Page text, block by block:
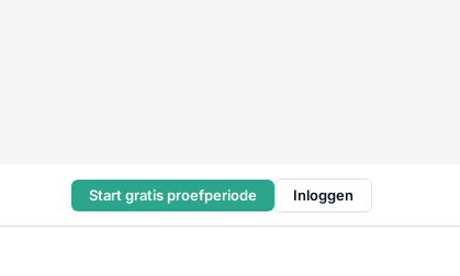
Start gratis proefperiode Inloggen